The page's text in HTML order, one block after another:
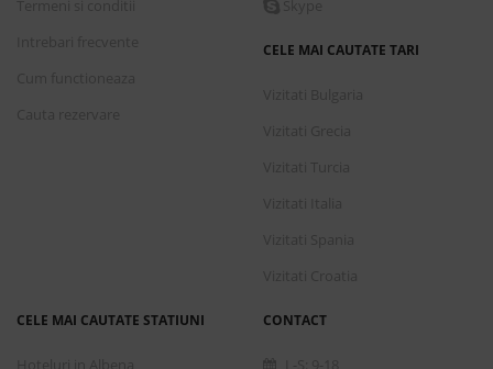
CELE MAI CAUTATE TARI
CELE MAI CAUTATE STATIUNI CONTACT